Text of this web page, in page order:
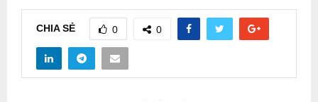
CHIA SẺ 0 0